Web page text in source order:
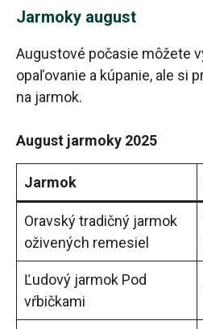
Jarmoky august
Augustové počasie môžete
opaľovanie a kúpanie, ale si
na jarmok.
August jarmoky 2025
Jarmok
Oravský tradičný jarmok
oživených remesiel
Ľudový jarmok Pod
vŕbičkami